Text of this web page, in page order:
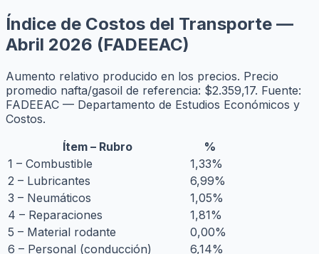
Índice de Costos del Transporte —
Abril 2026 (FADEEAC)
Aumento relativo producido en los precios. Precio
promedio nafta/gasoil de referencia: $2.359,17. Fuente:
FADEEAC — Departamento de Estudios Económicos y
Costos.
Ítem – Rubro
%
1 – Combustible
1,33%
2 – Lubricantes
6,99%
3 – Neumáticos
1,05%
4 – Reparaciones
1,81%
5 – Material rodante
0,00%
6 – Personal (conducción)
6,14%